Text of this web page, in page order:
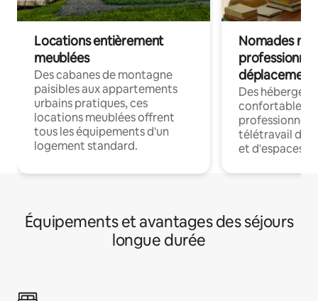
Locations entièrement
meublées
Des cabanes de montagne
paisibles aux appartements
urbains pratiques, ces
locations meublées offrent
tous les équipements d'un
logement standard.
Nomades
déplacement
Des
confortables
professionnels
télétravail
et d'espaces
Équipements et avantages des séjours
longue durée